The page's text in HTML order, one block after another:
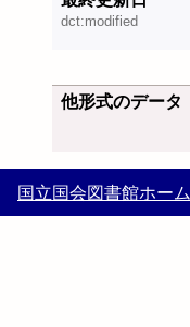
dct:modified
他形式のデータ
国立国会図書館ホーム